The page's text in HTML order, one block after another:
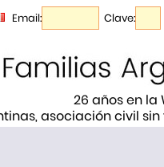
Email: Clave:
26 años en la
asociación civil